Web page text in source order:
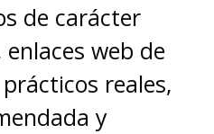
de carácter
web de
reales,
y